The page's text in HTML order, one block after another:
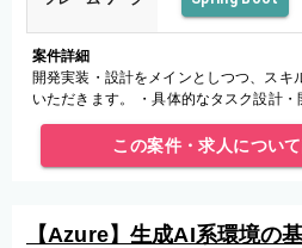
案件詳細
開発実装・設計をメインとしつつ、スキ
いただきます。 ・具体的なタスク設計
Boot) または VBA を用いた詳細設計、プ
この案件・求人につい
【Azure】生成AI系環境の